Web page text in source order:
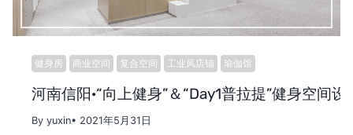
健身房 商业空间 复合空间 工业风店铺 瑜伽馆
河南信阳·“向上健身”＆“Day1普拉提”健身空间设
By yuxin• 2021年5月31日